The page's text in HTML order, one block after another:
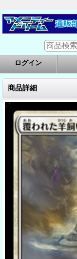
ログイン
商品詳細